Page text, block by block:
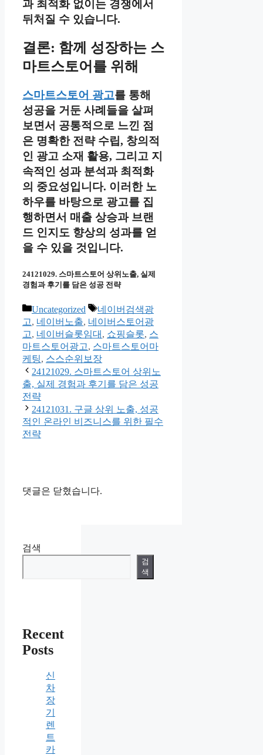
과 최적화 없이는 경쟁에서
뒤처질 수 있습니다.
결론: 함께 성장하는 스
마트스토어를 위해
스마트스토어 광고를 통해
성공을 거둔 사례들을 살펴
보면서 공통적으로 느낀 점
은 명확한 전략 수립, 창의적
인 광고 소재 활용, 그리고 지
속적인 성과 분석과 최적화
의 중요성입니다. 이러한 노
하우를 바탕으로 광고를 집
행하면서 매출 상승과 브랜
드 인지도 향상의 성과를 얻
을 수 있을 것입니다.
24121029. 스마트스토어 상위노출, 실제
경험과 후기를 담은 성공 전략
카
테
고
리
Uncategorized
태
그
네이버검색광
고, 네이버노출, 네이버스토어광
고, 네이버슬롯임대 , 쇼핑슬롯, 스
마트스토어광고, 스마트스토어마
케팅, 스스순위보장
24121029. 스마트스토어 상위노
출, 실제 경험과 후기를 담은 성공
전략
24121031. 구글 상위 노출, 성공
적인 온라인 비즈니스를 위한 필수
전략
댓글은 닫혔습니다.
검색
검
색
Recent
Posts
신
차
장
기
렌
트
카